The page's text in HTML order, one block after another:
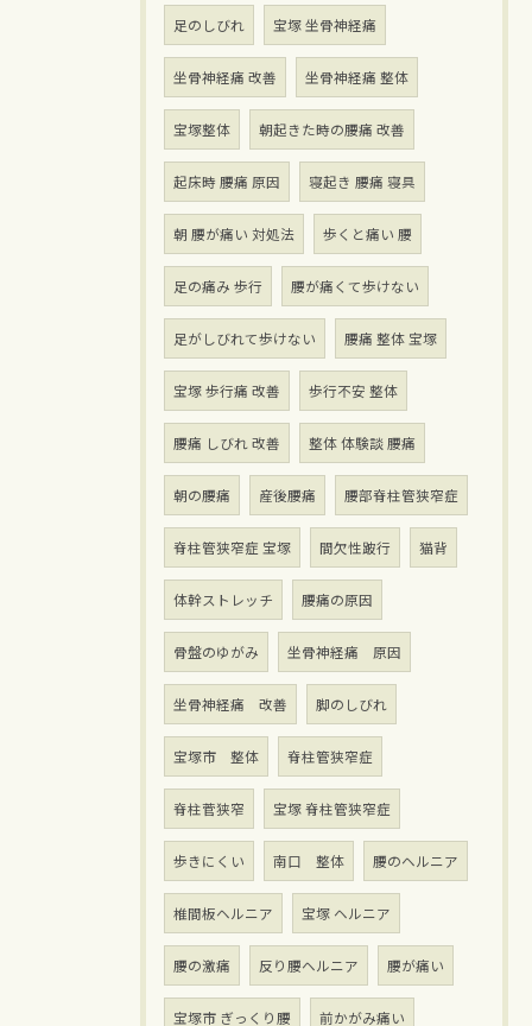
足のしびれ 宝塚 坐骨神経痛
坐骨神経痛 改善 坐骨神経痛 整体
宝塚整体 朝起きた時の腰痛 改善
起床時 腰痛 原因 寝起き 腰痛 寝具
朝 腰が痛い 対処法 歩くと痛い 腰
足の痛み 歩行 腰が痛くて歩けない
足がしびれて歩けない 腰痛 整体 宝塚
宝塚 歩行痛 改善 歩行不安 整体
腰痛 しびれ 改善 整体 体験談 腰痛
朝の腰痛 産後腰痛 腰部脊柱管狭窄症
脊柱管狭窄症 宝塚 間欠性跛行 猫背
体幹ストレッチ 腰痛の原因
骨盤のゆがみ 坐骨神経痛 原因
坐骨神経痛 改善 脚のしびれ
宝塚市 整体 脊柱管狭窄症
脊柱菅狭窄 宝塚 脊柱管狭窄症
歩きにくい 南口 整体 腰のヘルニア
椎間板ヘルニア 宝塚 ヘルニア
腰の激痛 反り腰ヘルニア 腰が痛い
宝塚市 ぎっくり腰 前かがみ痛い